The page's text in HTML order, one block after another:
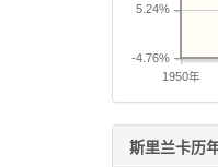
1950年
-4.76%
5.24%
斯里兰卡历